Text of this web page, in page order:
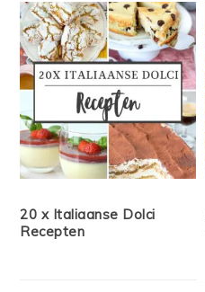
20 x Italiaanse Dolci
Recepten